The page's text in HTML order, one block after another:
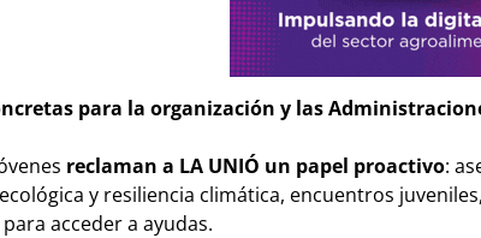
para la organización y las
reclaman a LA UNIÓ un papel proactivo:
y resiliencia climática, encuentros
acceder a ayudas.